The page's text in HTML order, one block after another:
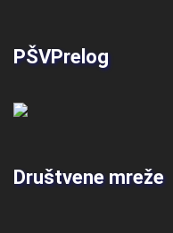
PŠVPrelog
Društvene mreže